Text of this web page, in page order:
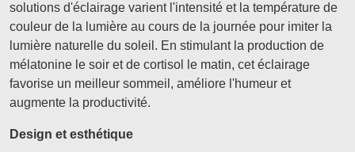
solutions d'éclairage varient l'intensité et la température de
couleur de la lumière au cours de la journée pour imiter la
lumière naturelle du soleil. En stimulant la production de
mélatonine le soir et de cortisol le matin, cet éclairage
favorise un meilleur sommeil, améliore l'humeur et
augmente la productivité.
Design et esthétique